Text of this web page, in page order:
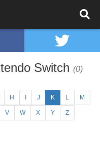
Switch (0)
H J K L M
V W X Y Z